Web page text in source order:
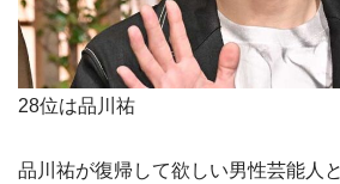
28位は品川祐
品川祐が復帰して欲しい男性芸能人